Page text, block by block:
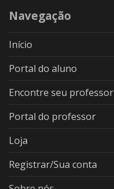
Navegação
Início
Portal do aluno
Encontre seu professor
Portal do professor
Loja
Registrar/Sua conta